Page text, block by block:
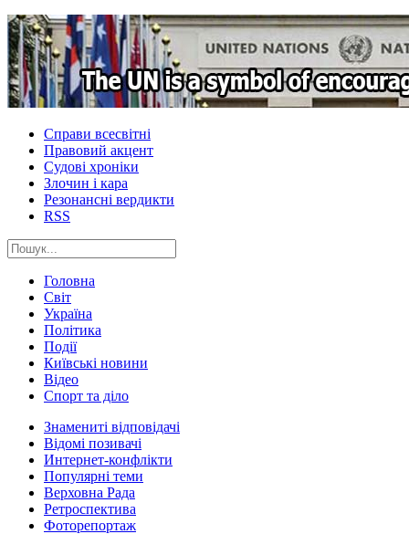
Справи всесвітні
Правовий акцент
Судові хроніки
Злочин і кара
Резонансні вердикти
RSS
Головна
Світ
Україна
Політика
Події
Київські новини
Відео
Спорт та діло
Знамениті відповідачі
Відомі позивачі
Интернет-конфлікти
Популярні теми
Верховна Рада
Ретроспектива
Фоторепортаж